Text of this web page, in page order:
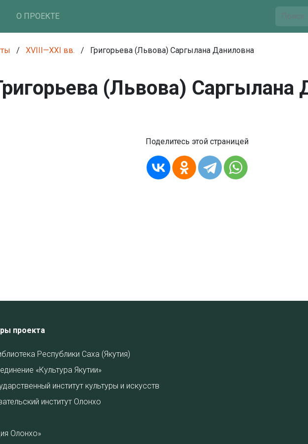
О ПРОЕКТЕ
/ XVIII—XXI вв. / Григорьева (Львова) Саргылана Даниловна
(Львова) Саргылана
Поделитесь этой страницей
проекта
Республики Саха (Якутия)
«Культура Якутии»
институт культуры и искусств
институт Олонхо
Олонхо»